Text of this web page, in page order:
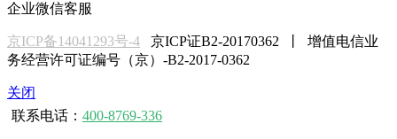
企业微信客服
京ICP备14041293号-4 京ICP证B2-20170362 丨 增值电信业
务经营许可证编号（京）-B2-2017-0362
关闭
联系电话： 400-8769-336